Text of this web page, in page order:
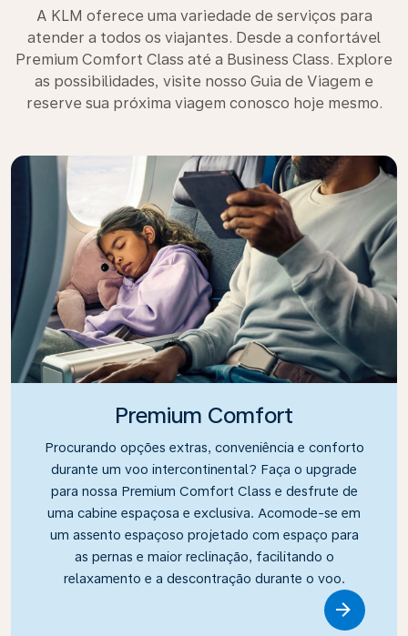
A KLM oferece uma variedade de serviços para
atender a todos os viajantes. Desde a confortável
Premium Comfort Class até a Business Class. Explore
as possibilidades, visite nosso Guia de Viagem e
reserve sua próxima viagem conosco hoje mesmo.
Premium Comfort
Procurando opções extras, conveniência e conforto
durante um voo intercontinental? Faça o upgrade
para nossa Premium Comfort Class e desfrute de
uma cabine espaçosa e exclusiva. Acomode-se em
um assento espaçoso projetado com espaço para
as pernas e maior reclinação, facilitando o
relaxamento e a descontração durante o voo.